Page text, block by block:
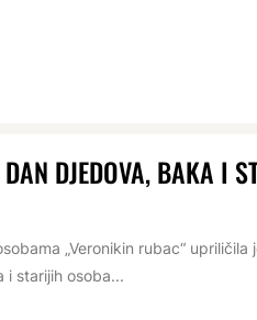
DJEDOVA, BAKA I
„Veronikin rubac“ upriličila
i starijih osoba...